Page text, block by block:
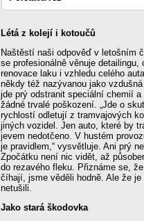
Létá z kolejí i kotoučů
Naštěstí naši odpověď v letošním
se profesionálně věnuje
renovace laku i vzhledu celého
někdy též nazývanou jako
jde prý odstranit speciální chemií
žádné trvalé poškození. „Jde o
rychlostí odletují z tramvajových
jiných vozidel. Jen auto, které by
jevem nedotčeno. V hustém
je pravidlem,“ vysvětluje. Ani prý
Zpočátku není nic vidět, až
do rezavého fleku. Přiznáme se,
číhají, jsme věděli hodně. Ale že
netušili.
Jako stará škodovka